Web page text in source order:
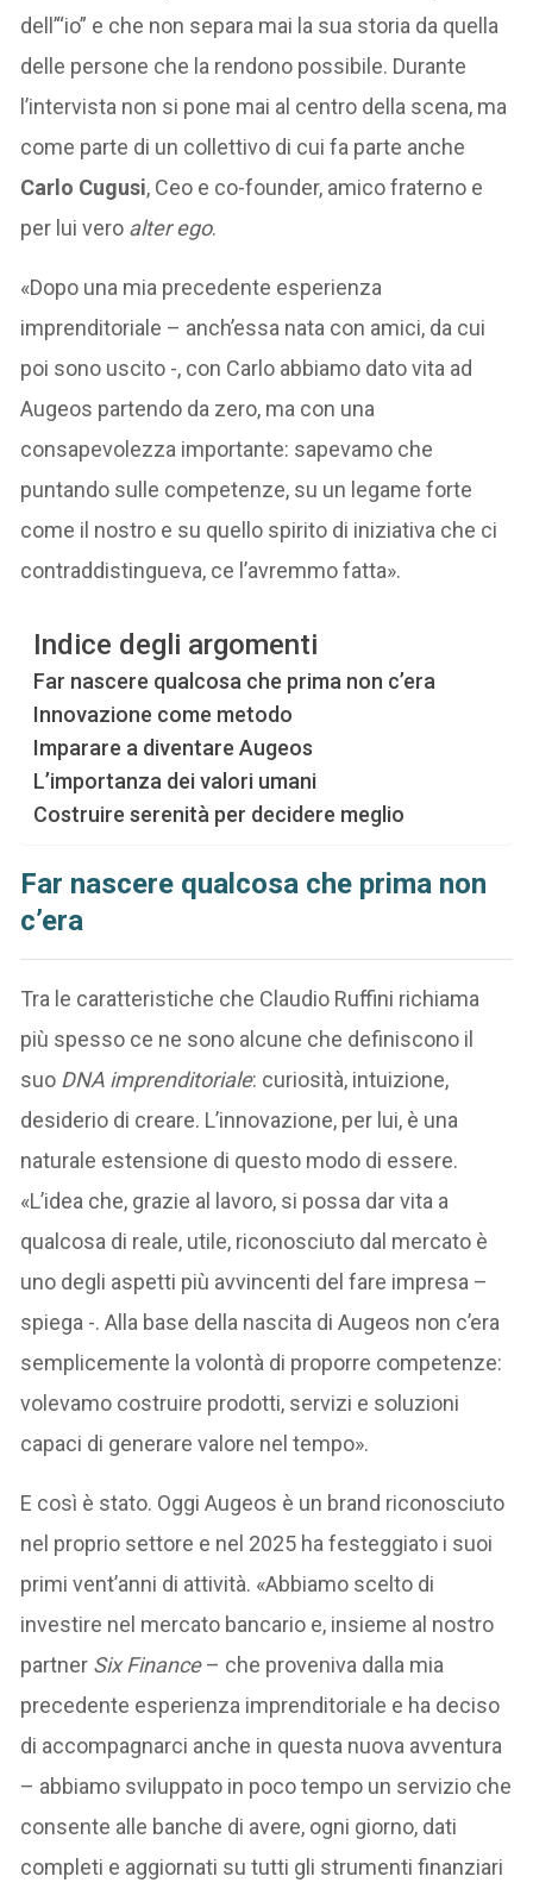
dell’“io” e che non separa mai la sua storia da quella
delle persone che la rendono possibile. Durante
l’intervista non si pone mai al centro della scena, ma
come parte di un collettivo di cui fa parte anche
Carlo Cugusi, Ceo e co-founder, amico fraterno e
per lui vero alter ego.
«Dopo una mia precedente esperienza
imprenditoriale – anch’essa nata con amici, da cui
poi sono uscito -, con Carlo abbiamo dato vita ad
Augeos partendo da zero, ma con una
consapevolezza importante: sapevamo che
puntando sulle competenze, su un legame forte
come il nostro e su quello spirito di iniziativa che ci
contraddistingueva, ce l’avremmo fatta».
Indice degli argomenti
Far nascere qualcosa che prima non c’era
Innovazione come metodo
Imparare a diventare Augeos
L’importanza dei valori umani
Costruire serenità per decidere meglio
Far nascere qualcosa che prima non
c’era
Tra le caratteristiche che Claudio Ruffini richiama
più spesso ce ne sono alcune che definiscono il
suo DNA imprenditoriale: curiosità, intuizione,
desiderio di creare. L’innovazione, per lui, è una
naturale estensione di questo modo di essere.
«L’idea che, grazie al lavoro, si possa dar vita a
qualcosa di reale, utile, riconosciuto dal mercato è
uno degli aspetti più avvincenti del fare impresa –
spiega -. Alla base della nascita di Augeos non c’era
semplicemente la volontà di proporre competenze:
volevamo costruire prodotti, servizi e soluzioni
capaci di generare valore nel tempo».
E così è stato. Oggi Augeos è un brand riconosciuto
nel proprio settore e nel 2025 ha festeggiato i suoi
primi vent’anni di attività. «Abbiamo scelto di
investire nel mercato bancario e, insieme al nostro
partner Six Finance– che proveniva dalla mia
precedente esperienza imprenditoriale e ha deciso
di accompagnarci anche in questa nuova avventura
– abbiamo sviluppato in poco tempo un servizio che
consente alle banche di avere, ogni giorno, dati
completi e aggiornati su tutti gli strumenti finanziari